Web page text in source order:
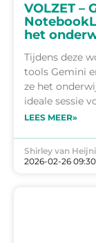
VOLZET –
het
Tijdens deze
tools Gemini
ze het
ideale sessie
LEES MEER»
Shirley van
2026-02-26